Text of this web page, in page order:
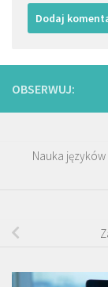
OBSERWUJ:
Nauka